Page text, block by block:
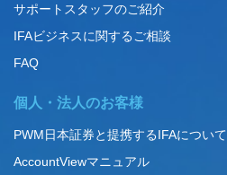
サポートスタッフのご紹介
IFAビジネスに関するご相談
FAQ
個人・法人のお客様
PWM日本証券と提携するIFAについて
AccountViewマニュアル